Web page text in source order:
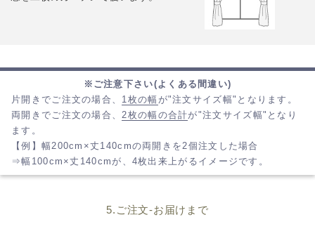
※ご注意下さい(よくある間違い)
片開きでご注文の場合、 1枚の幅 が"注文サイズ幅"となります。
両開きでご注文の場合、 2枚の幅の合計が"注文サイズ幅"となり
ます。
【例】幅200cm×丈140cmの両開きを2個注文した場合
⇒幅100cm×丈140cmが、4枚出来上がるイメージです。
5.ご注文-お届けまで